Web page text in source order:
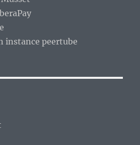
instance peertube